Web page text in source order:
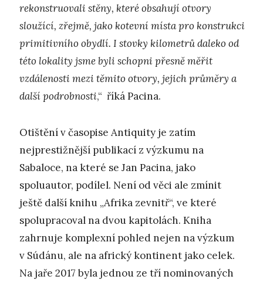
rekonstruovali stěny, které obsahují otvory
sloužící, zřejmě, jako kotevní místa pro konstrukci
primitivního obydlí. I stovky kilometrů daleko od
této lokality jsme byli schopni přesně měřit
vzdálenosti mezi těmito otvory, jejich průměry a
další podrobnosti,“ říká Pacina.
Otištění v časopise Antiquity je zatím
nejprestižnější publikací z výzkumu na
Sabaloce, na které se Jan Pacina, jako
spoluautor, podílel. Není od věci ale zmínit
ještě další knihu „Afrika zevnitř“, ve které
spolupracoval na dvou kapitolách. Kniha
zahrnuje komplexní pohled nejen na výzkum
v Súdánu, ale na africký kontinent jako celek.
Na jaře 2017 byla jednou ze tří nominovaných